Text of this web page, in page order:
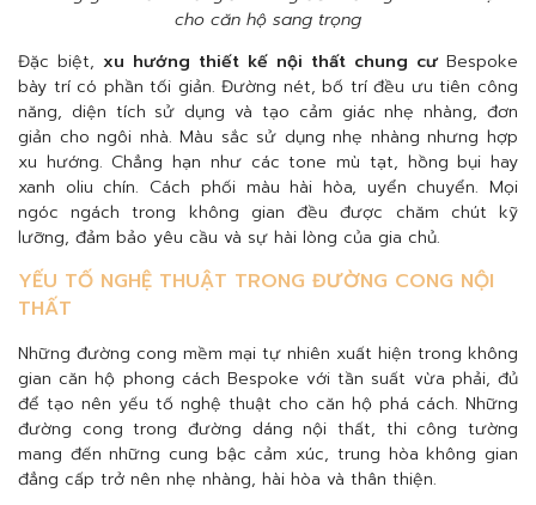
cho căn hộ sang trọng
Đặc biệt, xu hướng thiết kế nội thất chung cưBespoke
bày trí có phần tối giản. Đường nét, bố trí đều ưu tiên công
năng, diện tích sử dụng và tạo cảm giác nhẹ nhàng, đơn
giản cho ngôi nhà. Màu sắc sử dụng nhẹ nhàng nhưng hợp
xu hướng. Chẳng hạn như các tone mù tạt, hồng bụi hay
xanh oliu chín. Cách phối màu hài hòa, uyển chuyển. Mọi
ngóc ngách trong không gian đều được chăm chút kỹ
lưỡng, đảm bảo yêu cầu và sự hài lòng của gia chủ.
YẾU TỐ NGHỆ THUẬT TRONG ĐƯỜNG CONG NỘI
THẤT
Những đường cong mềm mại tự nhiên xuất hiện trong không
gian căn hộ phong cách Bespoke với tần suất vừa phải, đủ
để tạo nên yếu tố nghệ thuật cho căn hộ phá cách. Những
đường cong trong đường dáng nội thất, thi công tường
mang đến những cung bậc cảm xúc, trung hòa không gian
đẳng cấp trở nên nhẹ nhàng, hài hòa và thân thiện.